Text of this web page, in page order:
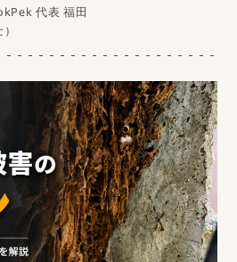
代表 福田